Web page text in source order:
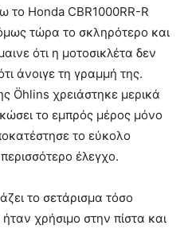
το Honda CBR1000RR-R
τώρα το σκληρότερο και
ότι η μοτοσικλέτα δεν
άνοιγε τη γραμμή της.
Öhlins χρειάστηκε μερικά
το εμπρός μέρος μόνο
το εύκολο
έλεγχο.
το σετάρισμα τόσο
χρήσιμο στην πίστα και